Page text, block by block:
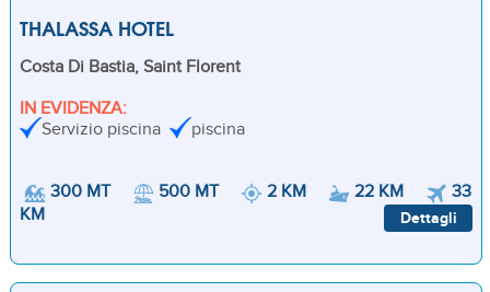
THALASSA HOTEL
Costa Di Bastia, Saint Florent
IN EVIDENZA:
Servizio piscina
piscina
300 MT 500 MT 2 KM 22 KM
33
KM
Dettagli